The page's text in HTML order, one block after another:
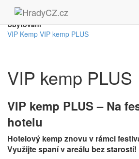
Ubytování
VIP Kemp VIP kemp PLUS
VIP kemp PLUS
VIP kemp PLUS – Na
hotelu
Hotelový kemp znovu v rámci
Využijte spaní v areálu bez starostí!